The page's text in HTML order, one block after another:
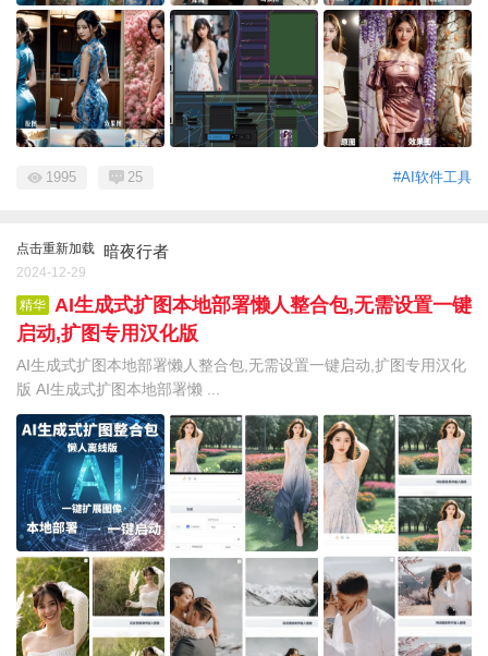
#AI软件工具
1995 25
点击重新加载 暗夜行者
2024-12-29
精华
AI生成式扩图本地部署懒人整合包,无需设置一键
启动,扩图专用汉化版
AI生成式扩图本地部署懒人整合包,无需设置一键启动,扩图专用汉化
版 AI生成式扩图本地部署懒 ...